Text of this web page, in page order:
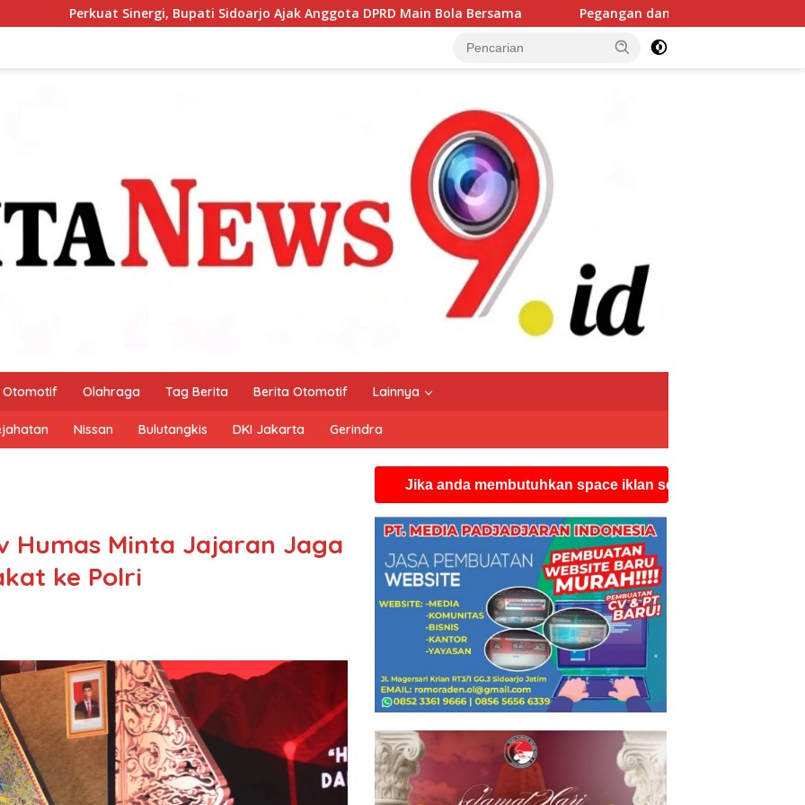
Sidoarjo Ajak Anggota DPRD Main Bola Bersama Pegangan dan Sentuhan Tangan Membawa Asa, TMMD
Otomotif Olahraga Tag Berita Berita Otomotif Lainnya
Nissan Bulutangkis DKI Jakarta Gerindra
Humas Minta Jajaran Jaga
ke Polri
Jika anda membutuhkan space iklan seperti ini silahkan hubungi